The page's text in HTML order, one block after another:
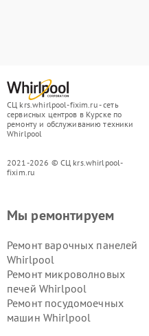
СЦ krs.whirlpool-fixim.ru - сеть
сервисных центров в Курске по
ремонту и обслуживанию техники
Whirlpool
2021-2026 © СЦ krs.whirlpool-
fixim.ru
Мы ремонтируем
Ремонт варочных панелей
Whirlpool
Ремонт микроволновых
печей Whirlpool
Ремонт посудомоечных
машин Whirlpool